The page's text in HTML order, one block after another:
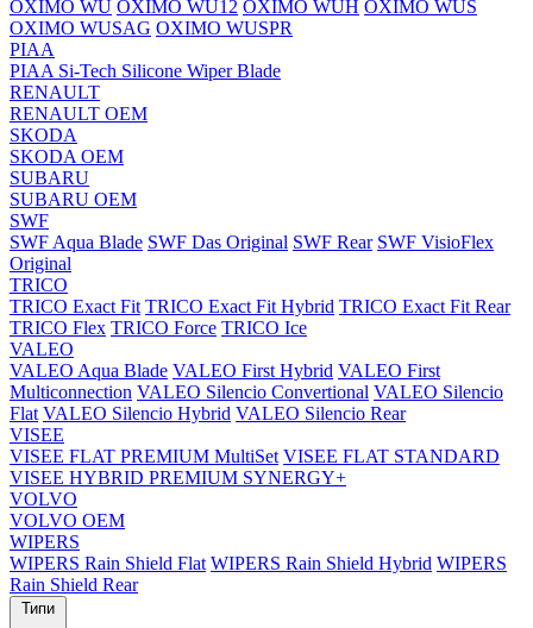
OXIMO WU OXIMO WU12 OXIMO WUH OXIMO WUS
OXIMO WUSAG OXIMO WUSPR
PIAA
PIAA Si-Tech Silicone Wiper Blade
RENAULT
RENAULT OEM
SKODA
SKODA OEM
SUBARU
SUBARU OEM
SWF
SWF Aqua Blade SWF Das Original SWF Rear SWF VisioFlex
Original
TRICO
TRICO Exact Fit TRICO Exact Fit Hybrid TRICO Exact Fit Rear
TRICO Flex TRICO Force TRICO Ice
VALEO
VALEO Aqua Blade VALEO First Hybrid VALEO First
Multiconnection VALEO Silencio Convertional VALEO Silencio
Flat VALEO Silencio Hybrid VALEO Silencio Rear
VISEE
VISEE FLAT PREMIUM MultiSet VISEE FLAT STANDARD
VISEE HYBRID PREMIUM SYNERGY+
VOLVO
VOLVO OEM
WIPERS
WIPERS Rain Shield Flat WIPERS Rain Shield Hybrid WIPERS
Rain Shield Rear
Типи